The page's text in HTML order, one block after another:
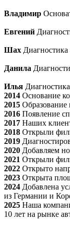
Владимир
Евгений
Шах
Данила
Илья
2014 Основание
2015 Образование
2016 Появление
2017 Наших
2018 Открыли
2019
2020 Добавляем
2021 Открыли
2022 Открыто
2023 Открыта
2024 Добавлена
из Германии и
2025 Наша
10 лет на рынке